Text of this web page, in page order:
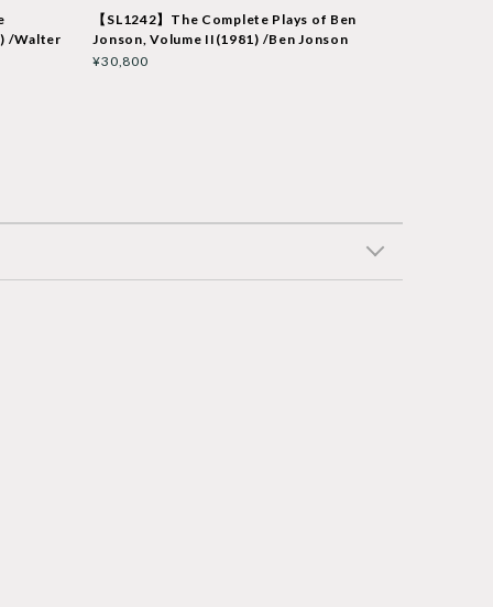
/Walter
【SL1242】The Complete Plays of Ben
Jonson, Volume II(1981) /Ben Jonson
¥30,800